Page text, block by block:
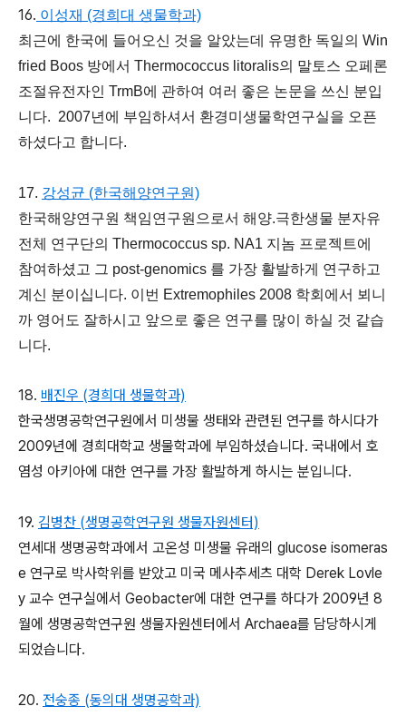
16. 이성재 (경희대 생물학과)
최근에 한국에 들어오신 것을 알았는데 유명한 독일의 Win
fried Boos 방에서 Thermococcus litoralis의 말토스 오페론
조절유전자인 TrmB에 관하여 여러 좋은 논문을 쓰신 분입
니다. 2007년에 부임하셔서 환경미생물학연구실을 오픈
하셨다고 합니다.
17. 강성균 (한국해양연구원)
한국해양연구원 책임연구원으로서 해양.극한생물 분자유
전체 연구단의 Thermococcus sp. NA1 지놈 프로젝트에
참여하셨고 그 post-genomics 를 가장 활발하게 연구하고
계신 분이십니다. 이번 Extremophiles 2008 학회에서 뵈니
까 영어도 잘하시고 앞으로 좋은 연구를 많이 하실 것 같습
니다.
18. 배진우 (경희대 생물학과)
한국생명공학연구원에서 미생물 생태와 관련된 연구를 하시다가
2009년에 경희대학교 생물학과에 부임하셨습니다. 국내에서 호
염성 아키아에 대한 연구를 가장 활발하게 하시는 분입니다.
19. 김병찬 (생명공학연구원 생물자원센터)
연세대 생명공학과에서 고온성 미생물 유래의 glucose isomeras
e 연구로 박사학위를 받았고 미국 메사추세츠 대학 Derek Lovle
y 교수 연구실에서 Geobacter에 대한 연구를 하다가 2009년 8
월에 생명공학연구원 생물자원센터에서 Archaea를 담당하시게
되었습니다.
20. 전숭종 (동의대 생명공학과)